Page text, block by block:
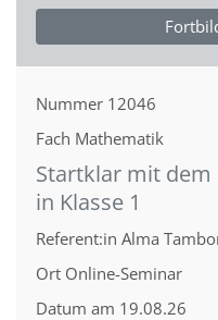
Nummer 12046
Fach Mathematik
Startklar mit dem
in Klasse 1
Referent:in Alma
Ort Online-Seminar
Datum am 19.08.26